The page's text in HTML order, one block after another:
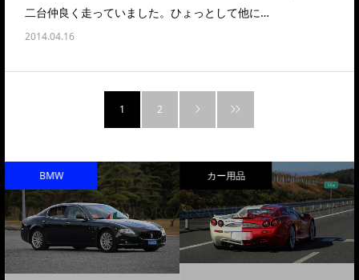
二台仲良く走っていました。ひょっとして他に…
2014.04.16
1 2
BMW カー用品